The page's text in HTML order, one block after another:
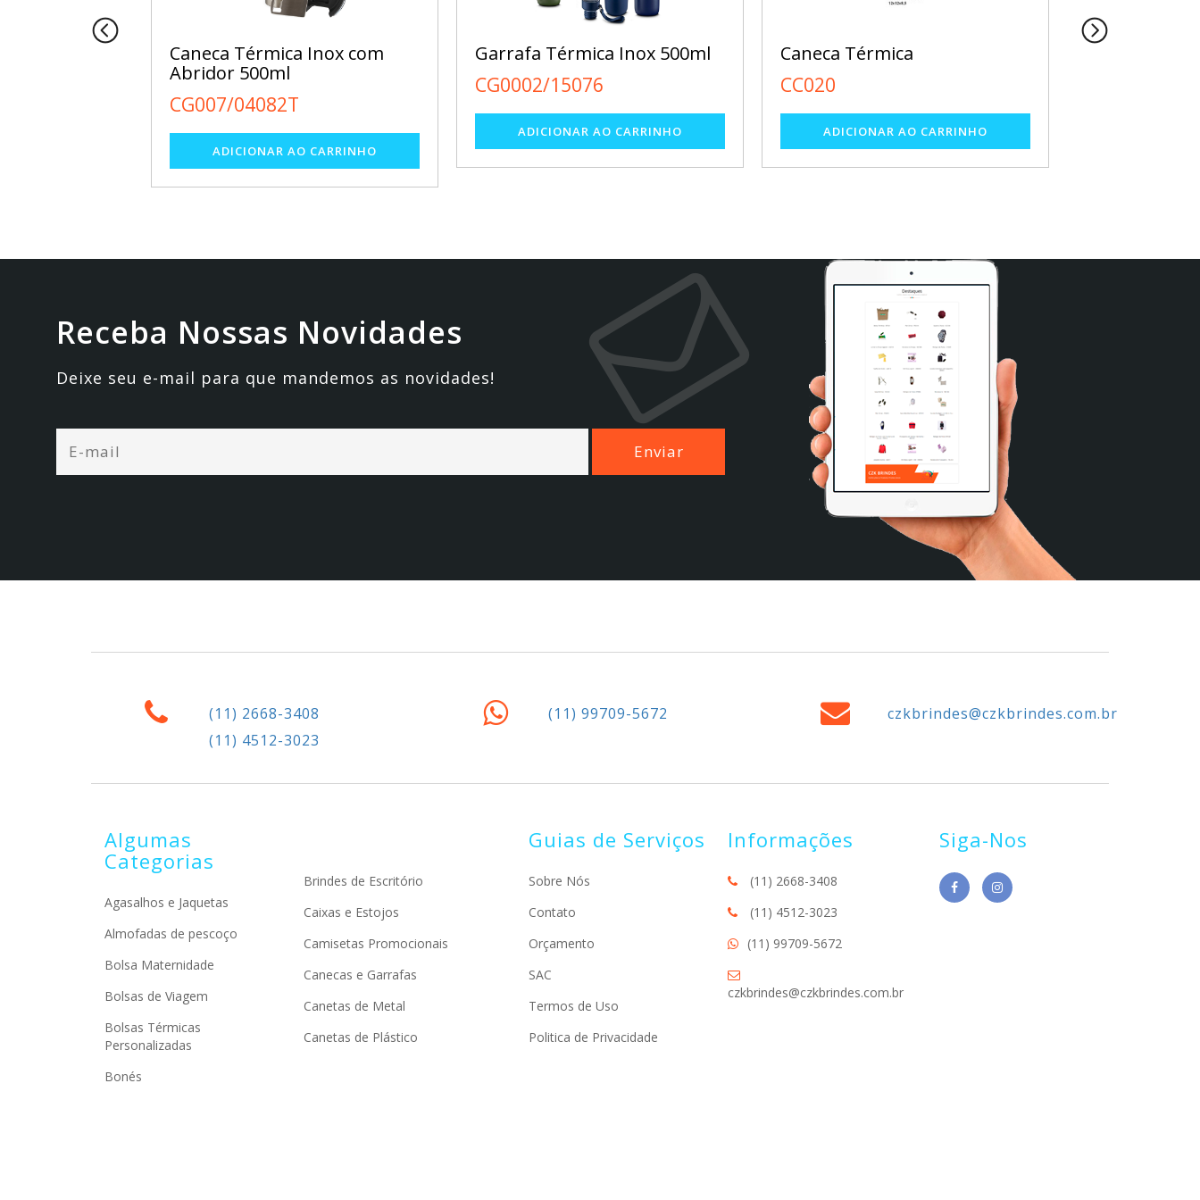
Caneca Térmica Inox com
Abridor 500ml
CG007/04082T
Garrafa Térmica Inox 500ml
CG0002/15076
Caneca Térmica
CC020
Receba Nossas Novidades
Deixe seu e-mail para que mandemos as novidades!
(11) 2668-3408
(11) 4512-3023
(11) 99709-5672 czkbrindes@czkbrindes.com.br
Algumas
Categorias
Agasalhos e Jaquetas
Almofadas de pescoço
Bolsa Maternidade
Bolsas de Viagem
Bolsas Térmicas
Personalizadas
Bonés
Brindes de Escritório
Caixas e Estojos
Camisetas Promocionais
Canecas e Garrafas
Canetas de Metal
Canetas de Plástico
Guias de Serviços
Sobre Nós
Contato
Orçamento
SAC
Termos de Uso
Politica de Privacidade
Informações
(11) 2668-3408
(11) 4512-3023
(11) 99709-5672
czkbrindes@czkbrindes.com.br
Siga-Nos